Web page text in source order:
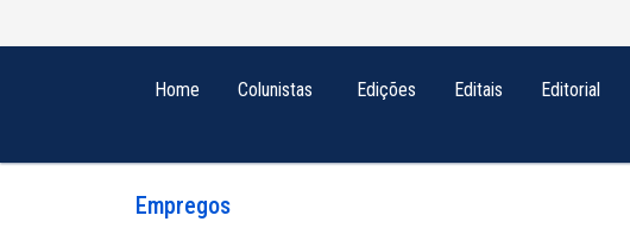
Home Colunistas Edições Editais Editorial
Empregos